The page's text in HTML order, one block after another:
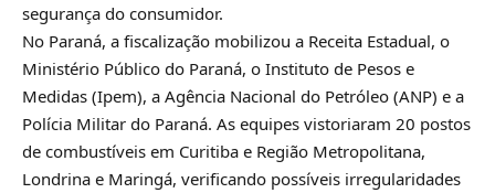
segurança do consumidor.
No Paraná, a fiscalização mobilizou a Receita Estadual, o
Ministério Público do Paraná, o Instituto de Pesos e
Medidas (Ipem), a Agência Nacional do Petróleo (ANP) e a
Polícia Militar do Paraná. As equipes vistoriaram 20 postos
de combustíveis em Curitiba e Região Metropolitana,
Londrina e Maringá, verificando possíveis irregularidades